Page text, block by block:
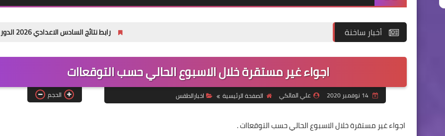
أخبار ساخنة رابط نتائج السادس الاعدادي 2026 الدور الاول في العراق | موقع نتائجنا
اجواء غير مستقرة خلال الاسبوع الحالي حسب التوقعاات
علي المالكي الصفحة الرئيسية اخبارالطقس الحجم
اجواء غير مستقرة خلال الاسبوع الحالي حسب التوقعاات .
علي المالكي